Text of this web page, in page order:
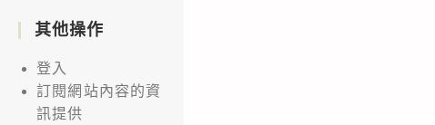
其他操作
登入
訂閱網站內容的資
訊提供